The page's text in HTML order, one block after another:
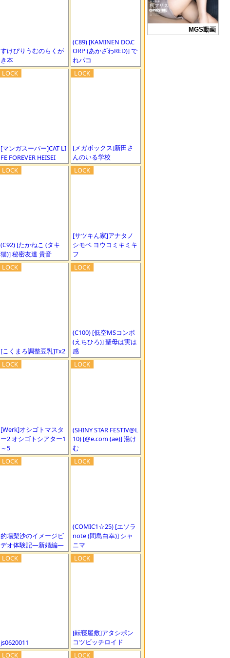
MGS動画
すけぴりうむのらくが
き本
(C89) [KAMINEN DO.C
ORP (あかざわRED)] で
れパコ
[マンガスーパー]CAT LI
FE FOREVER HEISEI
[メガボックス]新田さ
んのいる学校
(C92) [たかねこ (タキ
猫)] 秘密友達 貴音
[サツキん家]アナタノ
シモベ ヨウコミキミキ
フ
[こくまろ調整豆乳]Tx2
(C100) [低空MSコンボ
(えちひろ)] 聖母は実は
感
[Werk]オシゴトマスタ
ー2 オシゴトシアター1
～5
(SHINY STAR FESTIV@L
10) [@e.com (ae)] 湯け
む
的場梨沙のイメージビ
デオ体験記―新婚編―
(COMIC1☆25) [エソラ
note (間島白幸)] シャ
ニマ
js0620011
[転寝屋敷]アタシポン
コツビッチロイド